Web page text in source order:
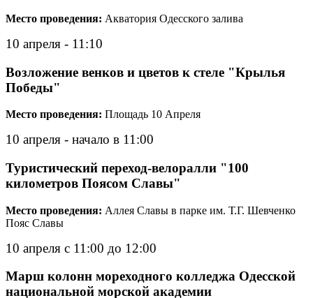
Место проведения: Акватория Одесского залива
10 апреля - 11:10
Возложение венков и цветов к стеле "Крылья
Победы"
Место проведения: Площадь 10 Апреля
10 апреля - начало в 11:00
Туристический переход-велоралли "100
километров Поясом Славы"
Место проведения: Аллея Славы в парке им. Т.Г. Шевченко
Пояс Славы
10 апреля с 11:00 до 12:00
Марш колонн мореходного колледжа Одесской
национальной морской академии